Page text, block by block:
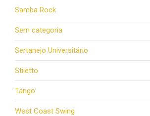
Samba Rock
Sem categoria
Sertanejo Universitário
Stiletto
Tango
West Coast Swing